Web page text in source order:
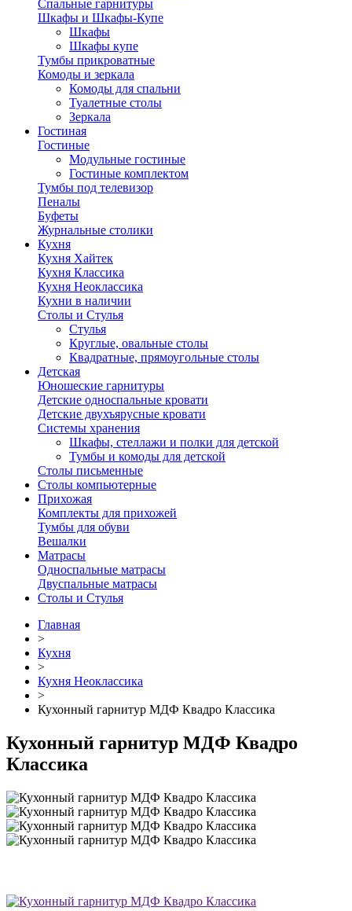
Спальные гарнитуры
Шкафы и Шкафы-Купе
Шкафы
Шкафы купе
Тумбы прикроватные
Комоды и зеркала
Комоды для спальни
Туалетные столы
Зеркала
Гостиная
Гостиные
Модульные гостиные
Гостиные комплектом
Тумбы под телевизор
Пеналы
Буфеты
Журнальные столики
Кухня
Кухня Хайтек
Кухня Классика
Кухня Неоклассика
Кухни в наличии
Столы и Стулья
Стулья
Круглые, овальные столы
Квадратные, прямоугольные столы
Детская
Юношеские гарнитуры
Детские односпальные кровати
Детские двухъярусные кровати
Системы хранения
Шкафы, стеллажи и полки для детской
Тумбы и комоды для детской
Столы письменные
Столы компьютерные
Прихожая
Комплекты для прихожей
Тумбы для обуви
Вешалки
Матрасы
Односпальные матрасы
Двуспальные матрасы
Столы и Стулья
Главная
>
Кухня
>
Кухня Неоклассика
>
Кухонный гарнитур МДФ Квадро Классика
Кухонный гарнитур МДФ Квадро
Классика